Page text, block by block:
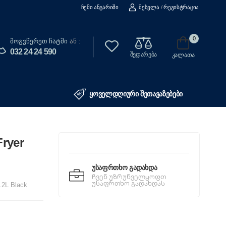
Ჩემი Ანგარიში Შესვლა / Რეგისტრაცია
Მოგვწერეთ Ჩატში ან :
032 24 24 590 შედარება
0
კალათა
ყოველდღიური შეთავაზებები
Black
Უსაფრთხო Გადახდა
ჩვენ უზრუნველყოფთ
უსაფრთხო გადახდას